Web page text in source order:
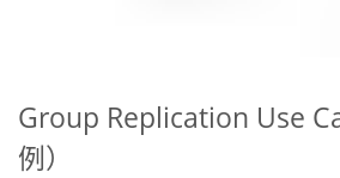
Group Replication Use
例）